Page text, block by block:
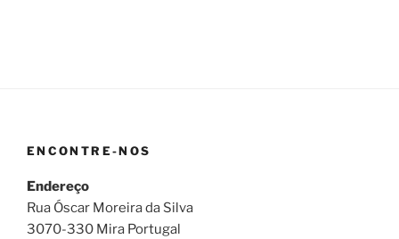
ENCONTRE-NOS
Endereço
Rua Óscar Moreira da Silva
3070-330 Mira Portugal